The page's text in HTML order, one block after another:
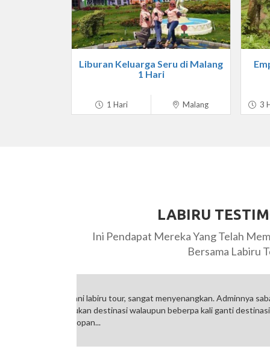
Liburan Keluarga Seru di Malang
1 Hari
1 Hari Malang 3
LABIRU
Ini Pendapat Mereka Yang Telah
Bersama Labiru
Alhamdulillah seneng trip bareng Labiru. Tapi
kesempatan transit untuk mandi dan ganti